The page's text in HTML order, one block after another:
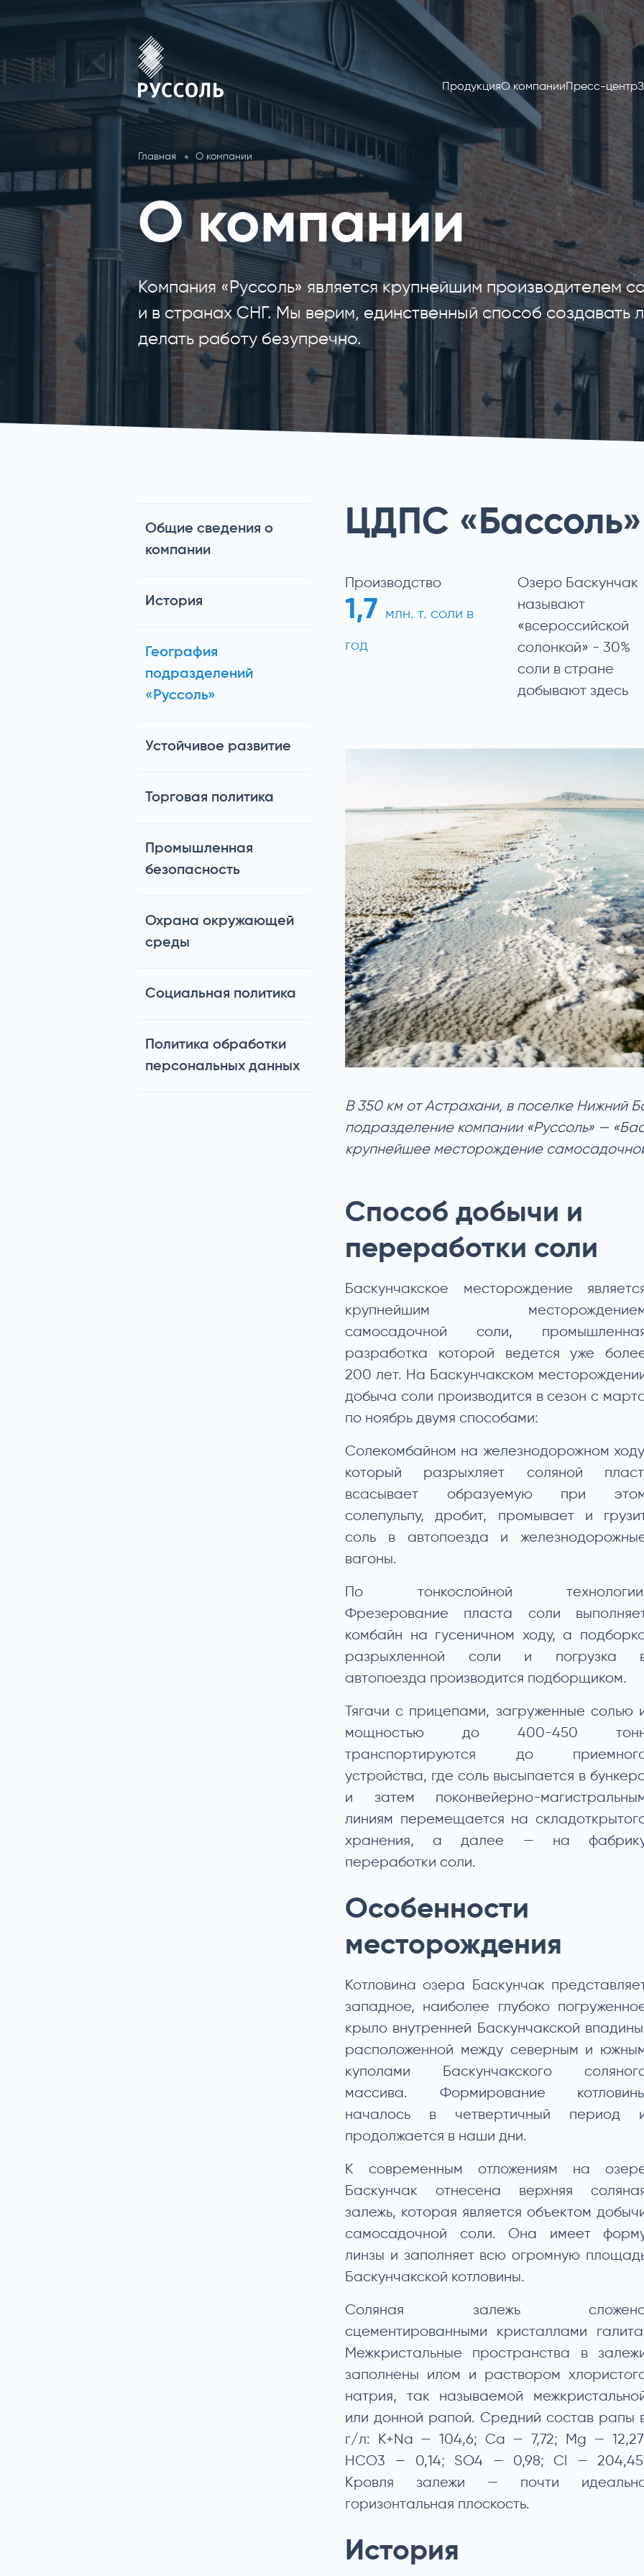
ПродукцияО компании Пресс-центр
Главная О компании
О компании
Компания «Руссоль» является крупнейшим производителем
и в странах СНГ. Мы верим, единственный способ создавать
делать работу безупречно.
Общие сведения о
компании
История
География
подразделений
«Руссоль»
Устойчивое развитие
Торговая политика
Промышленная
безопасность
Охрана окружающей
среды
Социальная политика
Политика обработки
персональных данных
ЦДПС «Бассоль»
Производство
1,7 млн. т. соли в
год
Озеро Баскунчак
называют
«всероссийской
солонкой» - 30%
соли в стране
добывают здесь
В 350 км от Астрахани, в поселке Нижний
подразделение компании «Руссоль» —
крупнейшее месторождение
Способ добычи и
переработки соли
Баскунчакское месторождение
крупнейшим
самосадочной соли,
разработка которой ведется уже
200 лет. На Баскунчакском
добыча соли производится в сезон с
по ноябрь двумя способами:
Солекомбайном на железнодорожном
который разрыхляет соляной
всасывает образуемую при
солепульпу, дробит, промывает и
соль в автопоезда и
вагоны.
По тонкослойной
Фрезерование пласта соли
комбайн на гусеничном ходу, а
разрыхленной соли и погрузка
автопоезда производится подборщиком.
Тягачи с прицепами, загруженные солью
мощностью до 400-450
транспортируются до
устройства, где соль высыпается в
и затем поконвейерно-
линиям перемещается на
хранения, а далее — на
переработки соли.
Особенности
месторождения
Котловина озера Баскунчак
западное, наиболее глубоко
крыло внутренней Баскунчакской
расположенной между северным и
куполами Баскунчакского
массива. Формирование
началось в четвертичный период
продолжается в наши дни.
К современным отложениям на
Баскунчак отнесена верхняя
залежь, которая является объектом
самосадочной соли. Она имеет
линзы и заполняет всю огромную
Баскунчакской котловины.
Соляная залежь
сцементированными кристаллами
Межкристальные пространства в
заполнены илом и раствором
натрия, так называемой
или донной рапой. Средний состав рапы
г/л: K+Na — 104,6; Са — 7,72; Mg —
НСО3 — 0,14; SO4 — 0,98; Сl —
Кровля залежи — почти
горизонтальная плоскость.
История